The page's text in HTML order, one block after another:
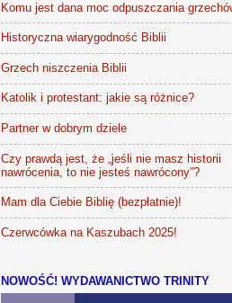
Komu jest dana moc odpuszczania
Historyczna wiarygodność Biblii
Grzech niszczenia Biblii
Katolik i protestant: jakie są różnice?
Partner w dobrym dziele
Czy prawdą jest, że „jeśli nie masz historii
nawrócenia, to nie jesteś nawrócony”?
Mam dla Ciebie Biblię (bezpłatnie)!
Czerwcówka na Kaszubach 2025!
NOWOŚĆ! WYDAWANICTWO TRINITY